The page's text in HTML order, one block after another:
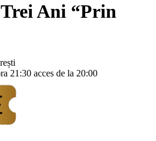
Ani “Prin
21:30 acces de la 20:00